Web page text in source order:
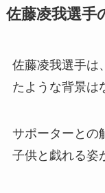
佐藤凌我選手
佐藤凌我選手は
たような背景は
サポーターとの
子供と戯れる姿